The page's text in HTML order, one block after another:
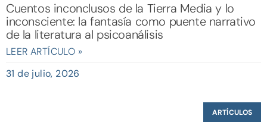
Cuentos inconclusos de la Tierra Media y lo
inconsciente: la fantasía como puente narrativo
de la literatura al psicoanálisis
LEER ARTÍCULO »
31 de julio, 2026
ARTÍCULOS